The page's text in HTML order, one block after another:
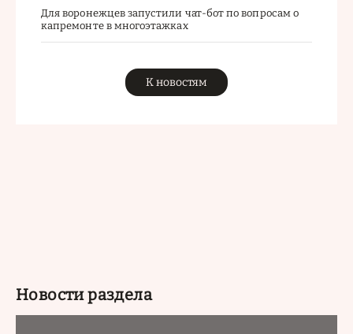
Для воронежцев запустили чат-бот по вопросам о
капремонте в многоэтажках
К новостям
Новости раздела